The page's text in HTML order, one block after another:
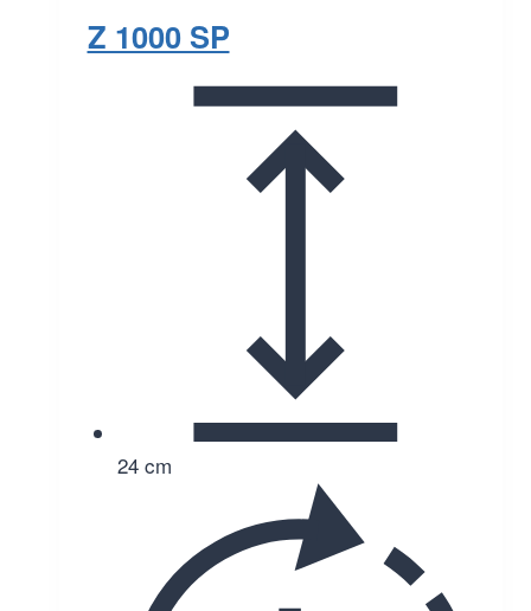
Z 1000 SP
24 cm